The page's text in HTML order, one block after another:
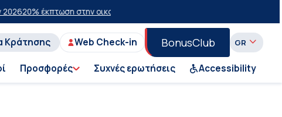
έκπτωση στην οικονομική θέση σε επιλεγμένα δρομολόγια θέρους
Κράτησης Web Check-in BonusClub
Προσφορές Συχνές ερωτήσεις Accessibility